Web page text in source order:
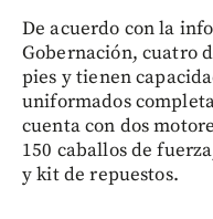
De acuerdo con la
Gobernación, cuatro
pies y tienen
uniformados
cuenta con dos
150 caballos de
y kit de repuestos.